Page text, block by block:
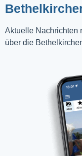
Aktuelle Nachrichten
über die